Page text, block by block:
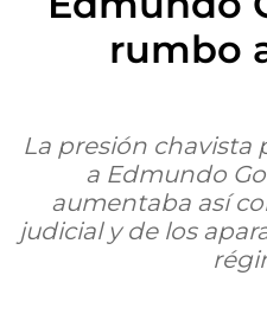
rumbo
La presión chavista
a Edmundo
aumentaba así
judicial y de los